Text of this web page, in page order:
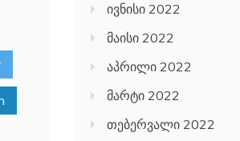
ივნისი 2022
მაისი 2022
აპრილი 2022
მარტი 2022
თებერვალი 2022